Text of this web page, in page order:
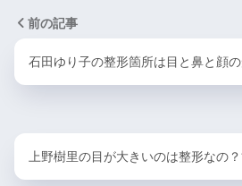
前の記事
石田ゆり子の整形箇所は目と鼻と顔
上野樹里の目が大きいのは整形なの